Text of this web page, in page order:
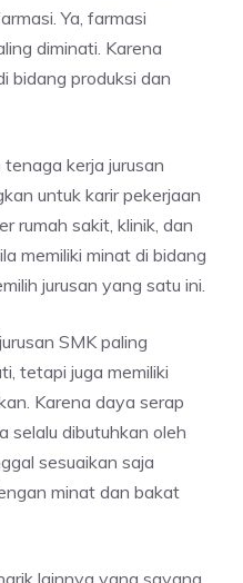
Ya, farmasi
diminati. Karena
bidang produksi dan
kerja jurusan
untuk karir pekerjaan
rumah sakit, klinik, dan
memiliki minat di bidang
jurusan yang satu ini.
SMK paling
tetapi juga memiliki
Karena daya serap
selalu dibutuhkan oleh
sesuaikan saja
minat dan bakat
lainnya yang sayang